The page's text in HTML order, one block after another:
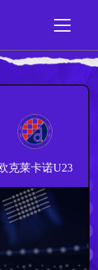
克莱卡诺U23